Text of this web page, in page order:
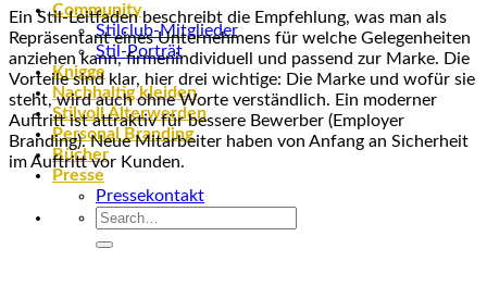
Community
Stilclub-Mitglieder
Stil-Porträt
Knigge
Nachhaltig kleiden
Stilvoll Älterwerden
Personal Branding
Bücher
Presse
Pressekontakt
Ein Stil-Leitfaden beschreibt die Empfehlung, was man als
Repräsentant eines Unternehmens für welche Gelegenheiten
anziehen kann, firmenindividuell und passend zur Marke. Die
Vorteile sind klar, hier drei wichtige: Die Marke und wofür sie
steht, wird auch ohne Worte verständlich. Ein moderner
Auftritt ist attraktiv für bessere Bewerber (Employer
Branding). Neue Mitarbeiter haben von Anfang an Sicherheit
im Auftritt vor Kunden.